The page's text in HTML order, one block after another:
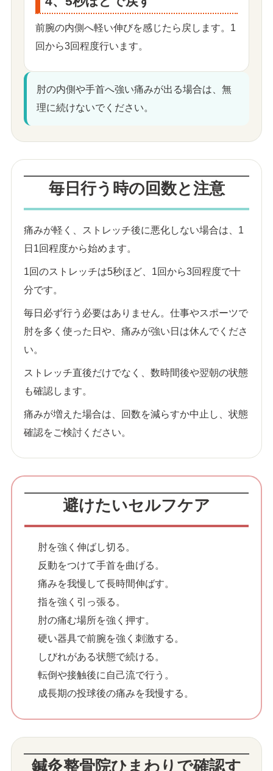
前腕の内側へ軽い伸びを感じたら戻します。1
回から3回程度行います。
肘の内側や手首へ強い痛みが出る場合は、無
理に続けないでください。
毎日行う時の回数と注意
痛みが軽く、ストレッチ後に悪化しない場合は、1
日1回程度から始めます。
1回のストレッチは5秒ほど、1回から3回程度で十
分です。
毎日必ず行う必要はありません。仕事やスポーツで
肘を多く使った日や、痛みが強い日は休んでくださ
い。
ストレッチ直後だけでなく、数時間後や翌朝の状態
も確認します。
痛みが増えた場合は、回数を減らすか中止し、状態
確認をご検討ください。
避けたいセルフケア
肘を強く伸ばし切る。
反動をつけて手首を曲げる。
痛みを我慢して長時間伸ばす。
指を強く引っ張る。
肘の痛む場所を強く押す。
硬い器具で前腕を強く刺激する。
しびれがある状態で続ける。
転倒や接触後に自己流で行う。
成長期の投球後の痛みを我慢する。
鍼灸整骨院ひまわりで確認す